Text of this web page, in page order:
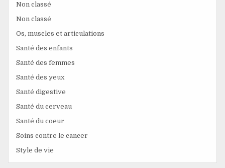
Non classé
Non classé
Os, muscles et articulations
Santé des enfants
Santé des femmes
Santé des yeux
Santé digestive
Santé du cerveau
Santé du coeur
Soins contre le cancer
Style de vie